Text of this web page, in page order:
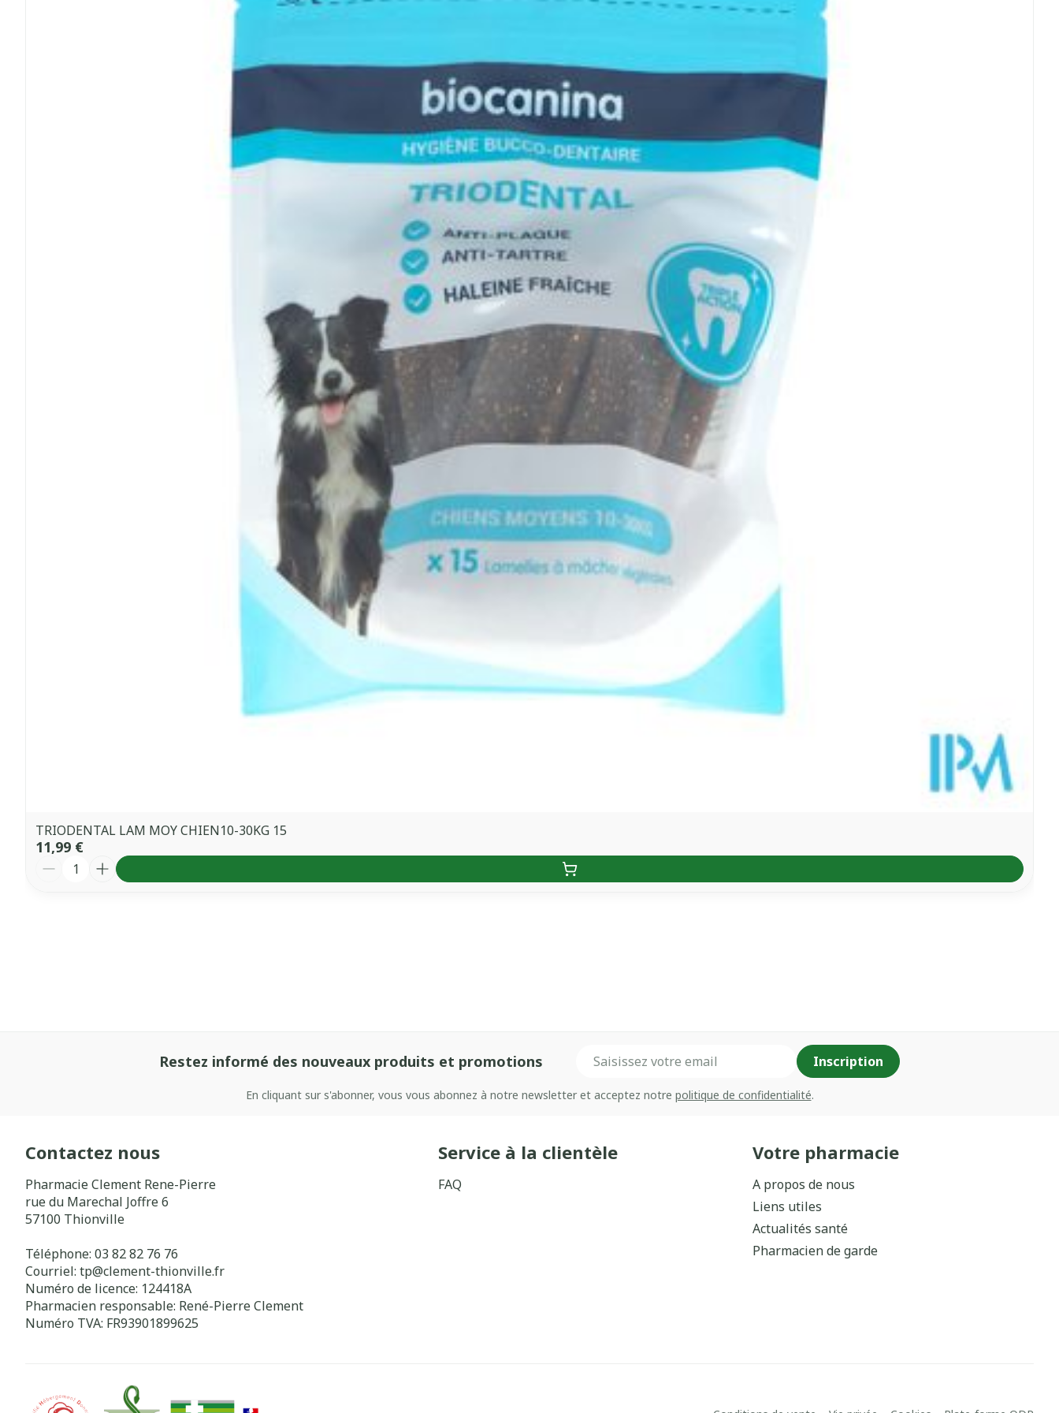
TRIODENTAL LAM MOY CHIEN10-30KG 15
11,99 €
Quantité
Restez informé des nouveaux produits et promotions Inscription
En cliquant sur s'abonner, vous vous abonnez à notre newsletter et acceptez notre politique de confidentialité.
Contactez nous
Pharmacie Clement Rene-Pierre
rue du Marechal Joffre 6
57100 Thionville
Téléphone: 03 82 82 76 76
Courriel: tp@clement-thionville.fr
Numéro de licence: 124418A
Pharmacien responsable: René-Pierre Clement
Numéro TVA: FR93901899625
Service à la clientèle
FAQ
Votre pharmacie
A propos de nous
Liens utiles
Actualités santé
Pharmacien de garde